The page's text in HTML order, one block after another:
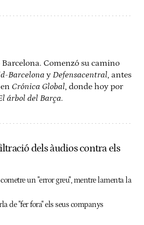
Comenzó su camino
Barcelona y Defensacentral, antes
Crónica Global, donde hoy por
árbol del Barça.
dels àudios contra els
un "error greu", mentre lamenta la
de "fer fora" els seus companys